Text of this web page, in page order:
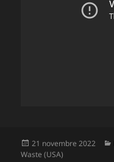
Publié
le
21 novembre 2022
Waste (USA)